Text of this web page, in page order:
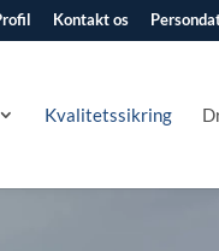
Kontakt os
Kvalitetssikring